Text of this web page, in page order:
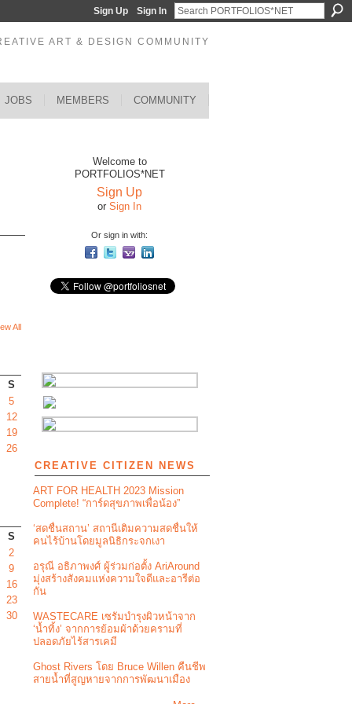
Sign Up Sign In
ART & DESIGN COMMUNITY
JOBS MEMBERS COMMUNITY
All
S
5
12
19
26
S
2
9
16
23
30
Welcome to
PORTFOLIOS*NET
Sign Up
or Sign In
Or sign in with:
CREATIVE CITIZEN NEWS
ART FOR HEALTH 2023 Mission
Complete! “การ์ดสุขภาพเพื่อน้อง”
‘สดชื่นสถาน’ สถานีเติมความสดชื่นให้
คนไร้บ้านโดยมูลนิธิกระจกเงา
อรุณี อธิภาพงศ์ ผู้ร่วมก่อตั้ง AriAround
มุ่งสร้างสังคมแห่งความใจดีและอารีต่อ
กัน
WASTECARE เซรัมบำรุงผิวหน้าจาก
‘น้ำทิ้ง’ จากการย้อมผ้าด้วยครามที่
ปลอดภัยไร้สารเคมี
Ghost Rivers โดย Bruce Willen คืนชีพ
สายน้ำที่สูญหายจากการพัฒนาเมือง